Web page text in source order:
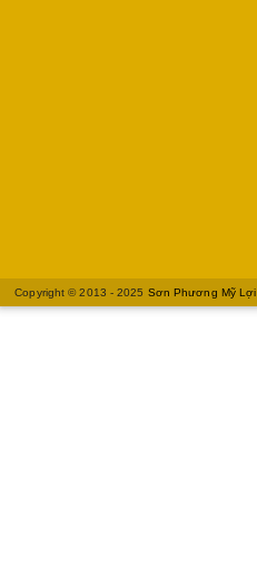
Copyright © 2013 - 2025 Sơn Phương Mỹ Lợi